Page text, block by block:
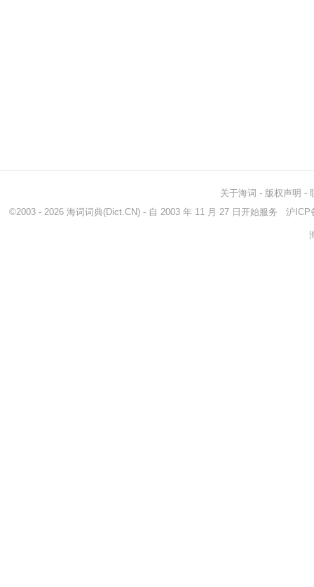
关于海词 - 版权声明 -
©2003 - 2026 海词词典(Dict.CN) - 自 2003 年 11 月 27 日开始服务 沪ICP